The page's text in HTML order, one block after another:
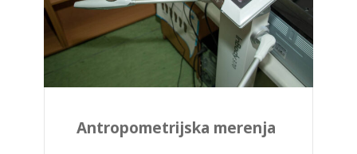
Antropometrijska merenja